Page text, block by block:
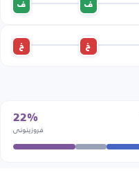
ف ف
خ خ
22%
فروزينوني